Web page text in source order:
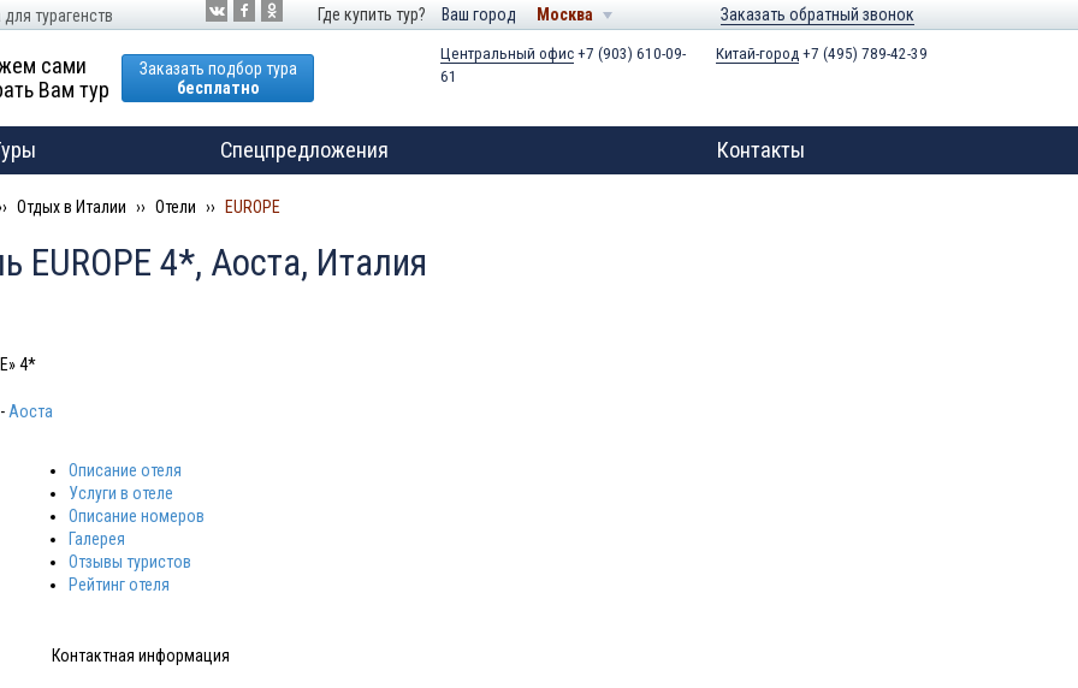
турагенств Где купить тур? Ваш город Москва Заказать обратный звонок
сами
Вам тур
Заказать подбор тура
бесплатно
Центральный офис+7 (903) 610-09-
61
Китай-город+7 (495) 789-42-39
Спецпредложения Контакты
Отдых в Италии Отели EUROPE
EUROPE 4*, Аоста, Италия
4*
- Аоста
Описание отеля
Услуги в отеле
Описание номеров
Галерея
Отзывы туристов
Рейтинг отеля
Контактная информация